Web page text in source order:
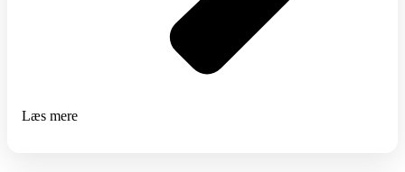
Læs mere